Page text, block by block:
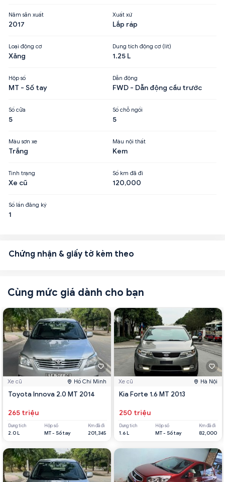
Năm sản xuất
2017
Xuất xứ
Lắp ráp
Loại động cơ
Xăng
Dung tích động cơ (lít)
1.25 L
Hộp số
MT - Số tay
Dẫn động
FWD - Dẫn động cầu trước
Số cửa
5
Số chỗ ngồi
5
Màu sơn xe
Trắng
Màu nội thất
Kem
Tình trạng
Xe cũ
Số km đã đi
120,000
Số lần đăng ký
1
Chứng nhận & giấy tờ kèm theo
Cùng mức giá dành cho bạn
Xe cũ Hồ Chí Minh
Toyota Innova 2.0 MT 2014
265 triệu
Dung tích
2.0 L
Hộp số
MT - Số tay
Km đã đi
201,345
Xe cũ Hà Nội
Kia Forte 1.6 MT 2013
250 triệu
Dung tích
1.6 L
Hộp số
MT - Số tay
Km đã đi
82,000